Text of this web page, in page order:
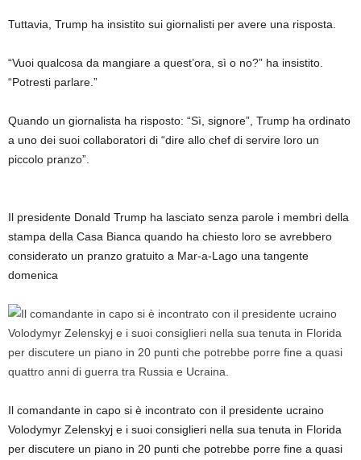
Tuttavia, Trump ha insistito sui giornalisti per avere una risposta.
“Vuoi qualcosa da mangiare a quest’ora, sì o no?” ha insistito.
“Potresti parlare.”
Quando un giornalista ha risposto: “Sì, signore”, Trump ha ordinato
a uno dei suoi collaboratori di “dire allo chef di servire loro un
piccolo pranzo”.
Il presidente Donald Trump ha lasciato senza parole i membri della
stampa della Casa Bianca quando ha chiesto loro se avrebbero
considerato un pranzo gratuito a Mar-a-Lago una tangente
domenica
Il comandante in capo si è incontrato con il presidente ucraino
Volodymyr Zelenskyj e i suoi consiglieri nella sua tenuta in Florida
per discutere un piano in 20 punti che potrebbe porre fine a quasi